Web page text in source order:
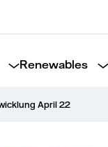
Renewables
April 22